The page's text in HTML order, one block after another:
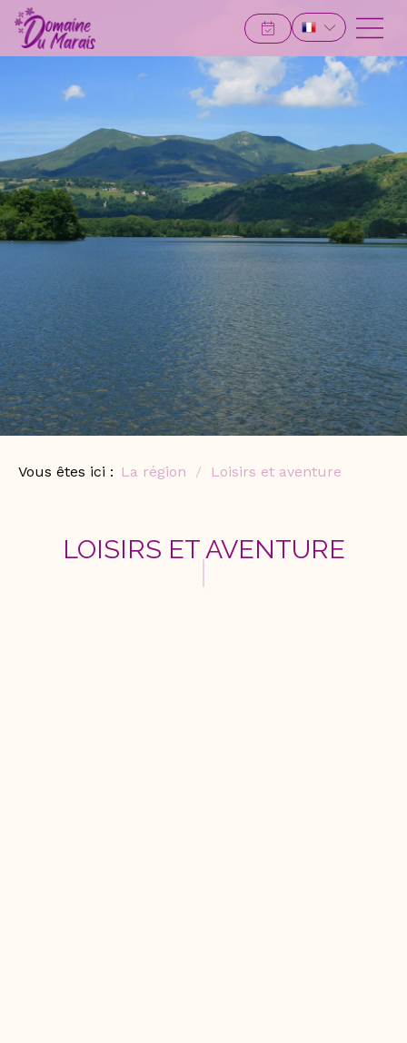
Vous êtes ici : La région Loisirs et aventure
LOISIRS ET AVENTURE